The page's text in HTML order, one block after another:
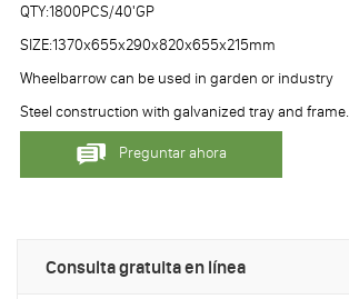
QTY:1800PCS/40'GP
SIZE:1370x655x290x820x655x215mm
Wheelbarrow can be used in garden or industry
Steel construction with galvanized tray and frame.
Preguntar ahora
Consulta gratuita en línea